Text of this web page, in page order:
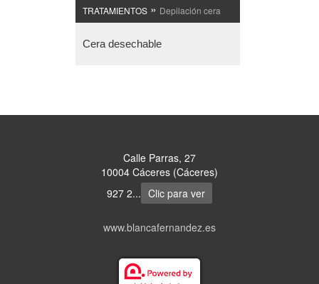
TRATAMIENTOS» Depilación cera
Cera desechable
Calle Parras, 27
10004 Cáceres (Cáceres)
927 2... Clic para ver
www.blancafernandez.es